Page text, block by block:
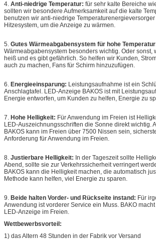
4. Anti-niedrige Temperatur: für sehr kalte Bereiche
sollten wir besondere Aufmerksamkeit auf die kalte
benutzen wir anti-niedrige
Hitzesystem, um die Anzeige zu wärmen.
5. Gutes Wärmeabgabensystem für hohe
Wärmeabgabensystem besonders wichtig. Oder sonst,
heiß und es gibt gefährlich. So helfen wir Kunden,
auch zu machen, Fans für Schirm hinzuzufügen.
6. Energieeinsparung: Leistungsaufnahme ist ein
Anschlagtafel. LED-Anzeige BAKOS ist mit
Energie entworfen, um Kunden zu helfen, Energie zu
7. Hohe Helligkeit: Für Anwendung im Freien ist
LED-Auszeichnungsschriften die Sonne direkt wichtig.
BAKOS kann im Freien über 7500 Nissen sein,
Anforderung für Anwendung im Freien.
8. Justierbare Helligkeit: In der Tageszeit sollte
Abend, sollte sie zur Verkehrssicherheit verringert
BAKOS kann die Helligkeit machen, die automatisch
Methode kann helfen, viel Energie zu sparen.
9. Beide halten Vorder- und Rückseite instand: Für
Anwendung ist vorderer Service ein Muss. BAKO
LED-Anzeige im Freien.
Wettbewerbsvorteil:
1) das Altern 48 Stunden in der Fabrik vor Versand